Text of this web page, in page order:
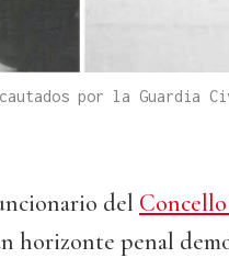
por la Guardia
del
horizonte penal